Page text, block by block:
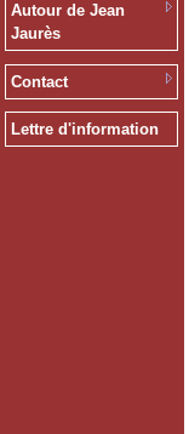
Autour de Jean
Jaurès
Contact
Lettre d'information